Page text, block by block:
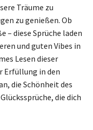
Träume zu
zu genießen. Ob
– diese Sprüche laden
und guten Vibes in
Lesen dieser
Erfüllung in den
die Schönheit des
die dich